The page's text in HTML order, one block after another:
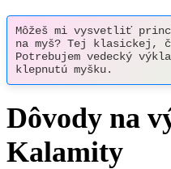
Môžeš mi vysvetliť
na myš? Tej klasickej,
Potrebujem vedecký
klepnutú myšku.
Dôvody na
Kalamity